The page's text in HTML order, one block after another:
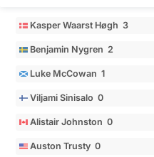
Kasper Waarst Høgh 3
Benjamin Nygren 2
Luke McCowan 1
Viljami Sinisalo 0
Alistair Johnston 0
Auston Trusty 0